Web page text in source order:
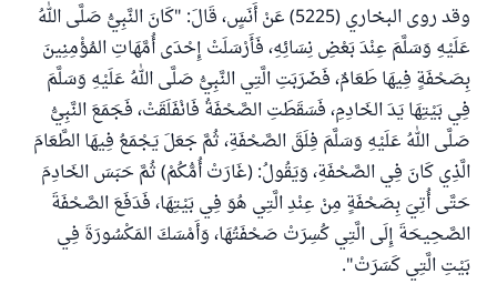
وقد روى البخاري (5225) عَنْ أَنَسٍ، قَالَ: "كَانَ النَّبِيُّ صَلَّى اللهُ
عَلَيْهِ وَسَلَّمَ عِنْدَ بَعْضِ نِسَائِهِ، فَأَرْسَلَتْ إِحْدَى أُمَّهَاتِ المُؤْمِنِينَ
بِصَحْفَةٍ فِيهَا طَعَامٌ، فَضَرَبَتِ الَّتِي النَّبِيُّ صَلَّى اللهُ عَلَيْهِ وَسَلَّمَ
فِي بَيْتِهَا يَدَ الخَادِمِ، فَسَقَطَتِ الصَّحْفَةُ فَانْفَلَقَتْ، فَجَمَعَ النَّبِيُّ
صَلَّى اللهُ عَلَيْهِ وَسَلَّمَ فِلَقَ الصَّحْفَةِ، ثُمَّ جَعَلَ يَجْمَعُ فِيهَا الطَّعَامَ
الَّذِي كَانَ فِي الصَّحْفَةِ، وَيَقُولُ: (غَارَتْ أُمُّكُمْ) ثُمَّ حَبَسَ الخَادِمَ
حَتَّى أُتِيَ بِصَحْفَةٍ مِنْ عِنْدِ الَّتِي هُوَ فِي بَيْتِهَا، فَدَفَعَ الصَّحْفَةَ
الصَّحِيحَةَ إِلَى الَّتِي كُسِرَتْ صَحْفَتُهَا، وَأَمْسَكَ المَكْسُورَةَ فِي
بَيْتِ الَّتِي كَسَرَتْ".